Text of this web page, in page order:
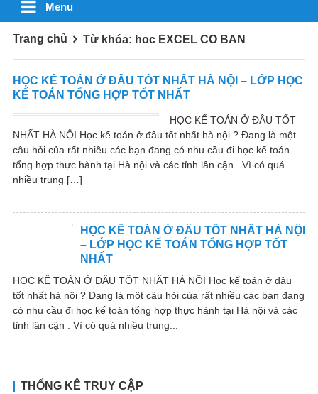
Menu
Trang chủ Từ khóa: hoc EXCEL CO BAN
HỌC KẾ TOÁN Ở ĐÂU TỐT NHẤT HÀ NỘI – LỚP HỌC
KẾ TOÁN TỔNG HỢP TỐT NHẤT
HỌC KẾ TOÁN Ở ĐÂU TỐT
NHẤT HÀ NỘI Học kế toán ở đâu tốt nhất hà nội ? Đang là một
câu hỏi của rất nhiều các bạn đang có nhu cầu đi học kế toán
tổng hợp thực hành tại Hà nội và các tỉnh lân cận . Vì có quá
nhiều trung […]
HỌC KẾ TOÁN Ở ĐÂU TỐT NHẤT HÀ NỘI
– LỚP HỌC KẾ TOÁN TỔNG HỢP TỐT
NHẤT
HỌC KẾ TOÁN Ở ĐÂU TỐT NHẤT HÀ NỘI Học kế toán ở đâu
tốt nhất hà nội ? Đang là một câu hỏi của rất nhiều các bạn đang
có nhu cầu đi học kế toán tổng hợp thực hành tại Hà nội và các
tỉnh lân cận . Vì có quá nhiều trung...
THỐNG KÊ TRUY CẬP